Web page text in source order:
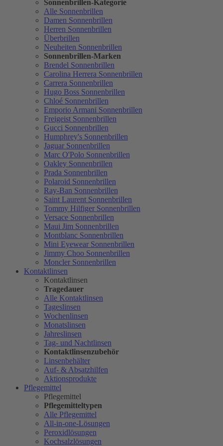
Sonnenbrillen-Kategorie
Alle Sonnenbrillen
Damen Sonnenbrillen
Herren Sonnenbrillen
Überbrillen
Neuheiten Sonnenbrillen
Sonnenbrillen-Marken
Brendel Sonnenbrillen
Carolina Herrera Sonnenbrillen
Carrera Sonnenbrillen
Hugo Boss Sonnenbrillen
Chloé Sonnenbrillen
Emporio Armani Sonnenbrillen
Freigeist Sonnenbrillen
Gucci Sonnenbrillen
Humphrey's Sonnenbrillen
Jaguar Sonnenbrillen
Marc O'Polo Sonnenbrillen
Oakley Sonnenbrillen
Prada Sonnenbrillen
Polaroid Sonnenbrillen
Ray-Ban Sonnenbrillen
Saint Laurent Sonnenbrillen
Tommy Hilfiger Sonnenbrillen
Versace Sonnenbrillen
Maui Jim Sonnenbrillen
Montblanc Sonnenbrillen
Mini Eyewear Sonnenbrillen
Jimmy Choo Sonnenbrillen
Moncler Sonnenbrillen
Kontaktlinsen
Kontaktlinsen
Tragedauer
Alle Kontaktlinsen
Tageslinsen
Wochenlinsen
Monatslinsen
Jahreslinsen
Tag- und Nachtlinsen
Kontaktlinsenzubehör
Linsenbehälter
Auf- & Absatzhilfen
Aktionsprodukte
Pflegemittel
Pflegemittel
Pflegemitteltypen
Alle Pflegemittel
All-in-one-Lösungen
Peroxidlösungen
Kochsalzlösungen